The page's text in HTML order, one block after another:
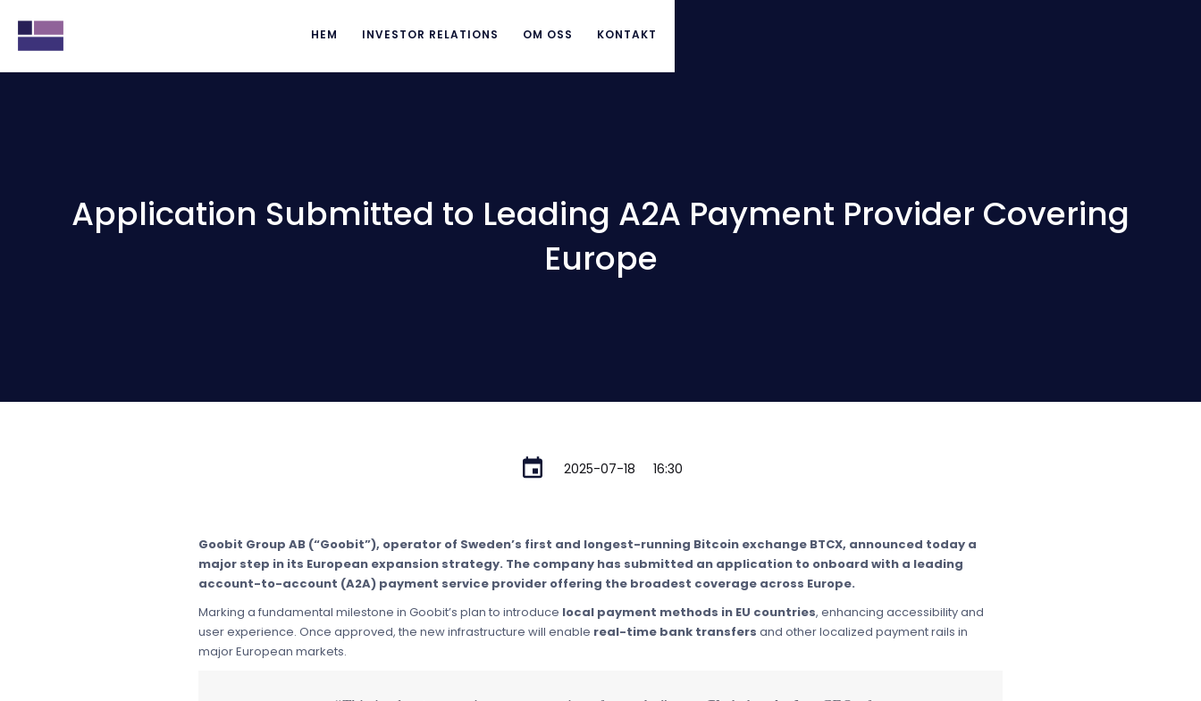
HEM INVESTOR RELATIONS OM OSS KONTAKT
Application Submitted to Leading A2A Payment Provider Covering
Europe
2025-07-18 16:30
Goobit Group AB (“Goobit”), operator of Sweden’s first and longest-running Bitcoin exchange BTCX, announced today a
major step in its European expansion strategy. The company has submitted an application to onboard with a leading
account-to-account (A2A) payment service provider offering the broadest coverage across Europe.
Marking a fundamental milestone in Goobit’s plan to introduce local payment methods in EU countries, enhancing accessibility and
user experience. Once approved, the new infrastructure will enable real-time bank transfers and other localized payment rails in
major European markets.